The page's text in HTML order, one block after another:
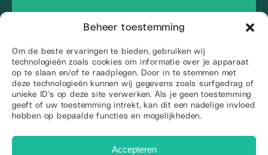
Beheer toestemming
Om de beste ervaringen te bieden, gebruiken wij
technologieën zoals cookies om informatie over je apparaat
op te slaan en/of te raadplegen. Door in te stemmen met
deze technologieën kunnen wij gegevens zoals surfgedrag of
unieke ID's op deze site verwerken. Als je geen toestemming
geeft of uw toestemming intrekt, kan dit een nadelige invloed
hebben op bepaalde functies en mogelijkheden.
Accepteren